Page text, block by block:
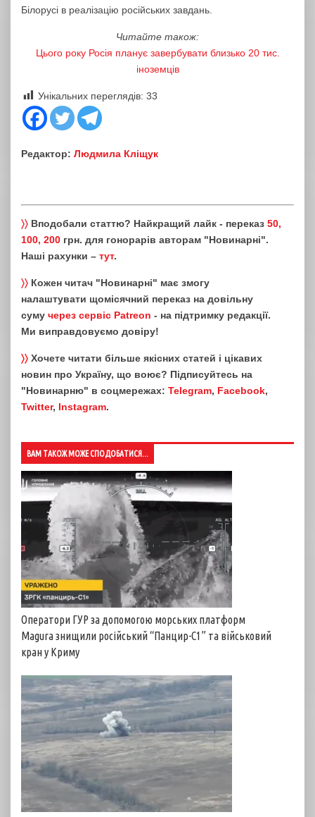
Білорусі в реалізацію російських завдань.
Читайте також:
Цього року Росія планує завербувати близько 20 тис.
іноземців
Унікальних переглядів: 33
Редактор: Людмила Кліщук
〉〉 Вподобали статтю? Найкращий лайк - переказ 50,
100, 200 грн. для гонорарів авторам "Новинарні".
Наші рахунки – тут.
〉〉 Кожен читач "Новинарні" має змогу
налаштувати щомісячний переказ на довільну
суму через сервіс Patreon - на підтримку редакції.
Ми виправдовуємо довіру!
〉〉 Хочете читати більше якісних статей і цікавих
новин про Україну, що воює? Підписуйтесь на
"Новинарню" в соцмережах: Telegram, Facebook,
Twitter, Instagram.
ВАМ ТАКОЖ МОЖЕ СПОДОБАТИСЯ...
Оператори ГУР за допомогою морських платформ
Magura знищили російський “Панцир-С1” та військовий
кран у Криму